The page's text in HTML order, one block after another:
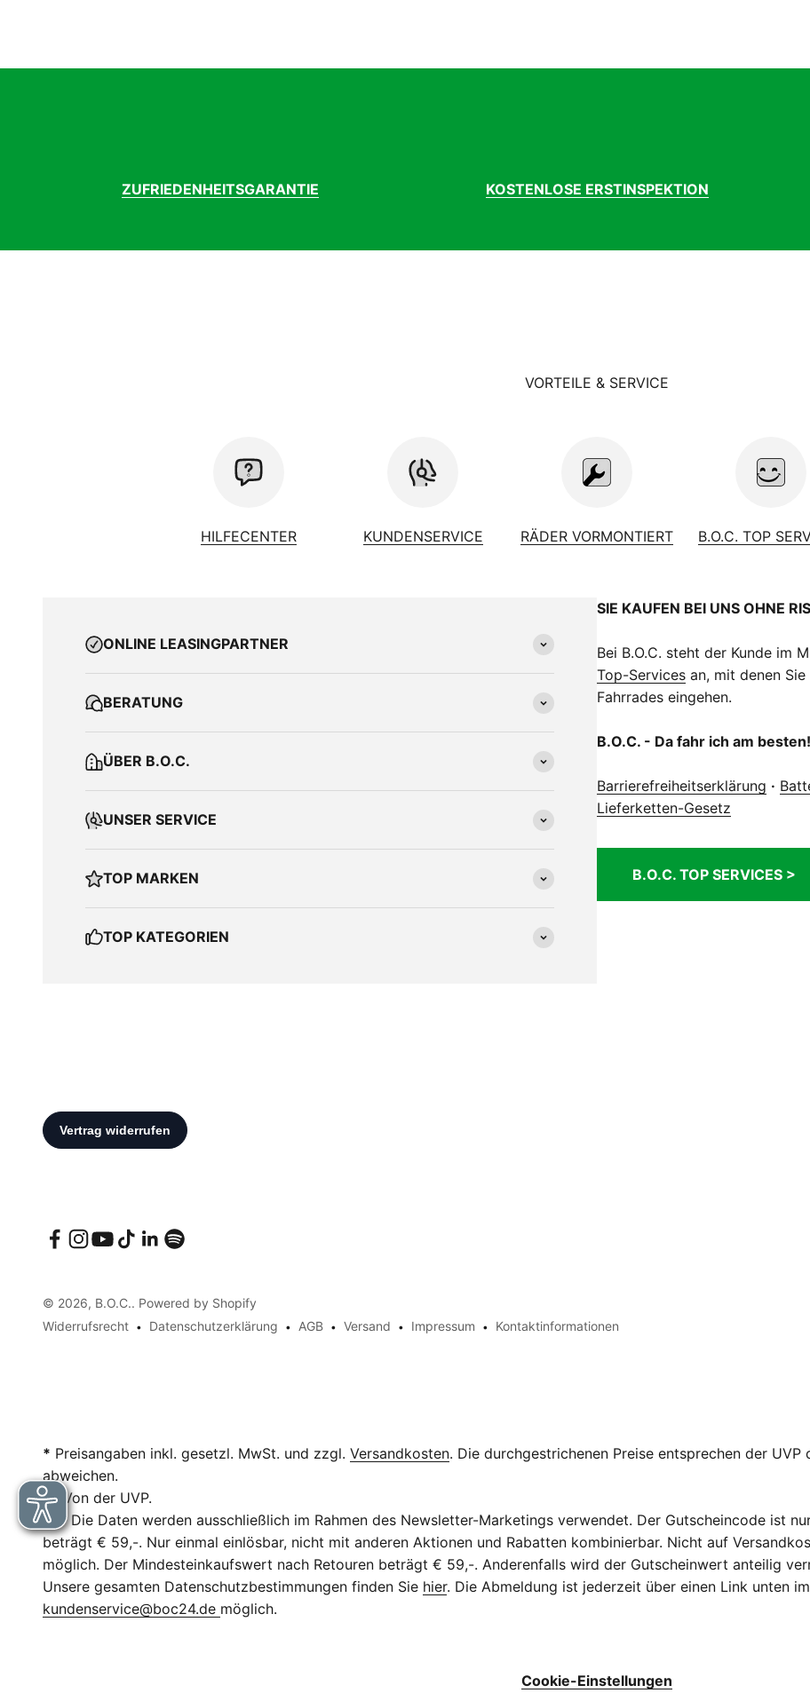
ZUFRIEDENHEITSGARANTIE KOSTENLOSE ERSTINSPEKTION
VORTEILE & SERVICE
HILFECENTER KUNDENSERVICE RÄDER VORMONTIERT B.O.C. TOP
SIE KAUFEN BEI UNS OHNE
Bei B.O.C. steht der Kunde im
Top-Services an, mit denen
Fahrrades eingehen.
B.O.C. - Da fahr ich am besten!
Barrierefreiheitserklärung ·
Lieferketten-Gesetz
B.O.C. TOP SERVICES >
ONLINE LEASINGPARTNER
BERATUNG
ÜBER B.O.C.
UNSER SERVICE
TOP MARKEN
TOP KATEGORIEN
© 2026, B.O.C.. Powered by Shopify
Widerrufsrecht
Datenschutzerklärung AGB Versand Impressum Kontaktinformationen
* Preisangaben inkl. gesetzl. MwSt. und zzgl. Versandkosten. Die durchgestrichenen Preise entsprechen der
abweichen.
** Von der UVP.
***Die Daten werden ausschließlich im Rahmen des Newsletter-Marketings verwendet. Der Gutscheincode ist
beträgt € 59,-. Nur einmal einlösbar, nicht mit anderen Aktionen und Rabatten kombinierbar. Nicht auf
möglich. Der Mindesteinkaufswert nach Retouren beträgt € 59,-. Anderenfalls wird der Gutscheinwert anteilig
Unsere gesamten Datenschutzbestimmungen finden Sie hier. Die Abmeldung ist jederzeit über einen Link unten
kundenservice@boc24.de möglich.
Cookie-Einstellungen